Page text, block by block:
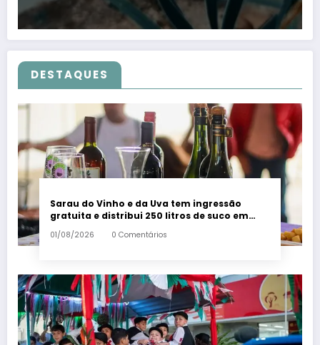
DESTAQUES
Sarau do Vinho e da Uva tem ingressão
gratuita e distribui 250 litros de suco em
Santa Teresa – Em Dia ES
01/08/2026 0 Comentários